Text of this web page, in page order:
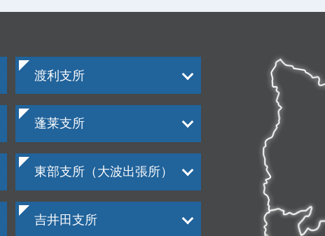
渡利支所
蓬莱支所
東部支所（大波出張所）
吉井田支所